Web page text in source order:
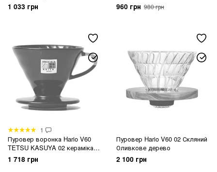
1 033 грн 960 грн 980 грн
1
Пуровер воронка Hario V60
TETSU KASUYA 02 кераміка
чорний
1 718 грн
Пуровер Hario V60 02 Скляний
Оливкове дерево
2 100 грн